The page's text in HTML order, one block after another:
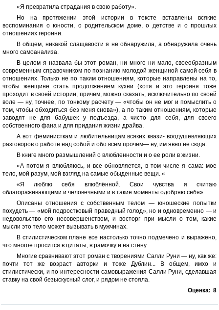
«Я превратила страдания в свою работу».
Но на протяжении этой истории в тексте вставлены всякие
воспоминания о юности, о родительском доме, о детстве и о прошлых
отношениях героини.
В общем, никакой слащавости я не обнаружила, а обнаружила очень
много самоанализа.
В целом я назвала бы этот роман, ни много ни мало, своеобразным
современным справочником по познанию молодой женщиной самой себя в
отношениях. Только не по таким отношениям, которые направлены на то,
чтобы женщине стать продолжением кухни (хотя и это героиня тоже
проходит в своей истории, причем, можно сказать, исключительно по своей
воле — ну, точнее, по тонкому расчету — «чтобы он не мог и помыслить о
том, чтобы обходиться без меня снова»), а по таким отношениям, которые
заводят не для бабушек у подъезда, а чисто для себя, для своего
собственного фана и для придания жизни драйва.
А вот феминисткам и любительницам всяких квази- воодушевляющих
разговоров о работе над собой и обо всем прочем— ну, им явно не сюда.
В книге много размышлений о влюбленности и о ее роли в жизни.
«А потом я влюбляюсь, и все обновляется, в том числе я сама: мое
тело, мой разум, мой взгляд на самые обыденные вещи. «
«Я люблю себя влюблённой. Свои чувства я считаю
облагораживающими и человечными и в такие моменты одобряю себя».
Описаны отношения с собственным телом — юношеские попытки
похудеть — «мой подростковый праведный голод», но и одновременно — и
недовольство его несовершенством, и восторг при мысли о том, какие
мысли это тело может вызывать в мужчинах.
В стилистическом плане все настолько точно подмечено и выражено,
что многое просится в цитаты, в рамочку и на стену.
Многие сравнивают этот роман с творениями Салли Руни — ну, как же:
почти тот же возраст авторки и тоже Дублин... В общем, имхо и
стилистически, и по интересности самовыражения Салли Руни, сделавшая
ставку на свой безыскусный слог, и рядом не стояла.
Оценка: 8